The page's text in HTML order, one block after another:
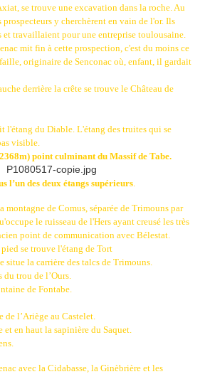
se trouve une excavation dans la roche. Au
prospecteurs y cherchèrent en vain de l'or. Ils
travaillaient pour une entreprise toulousaine.
mit fin à cette prospection, c'est du moins ce
originaire de Senconac où, enfant, il gardait
derrière la crête se trouve le Château de
l'étang du Diable. L'étang des truites qui se
visible.
point culminant du Massif de Tabe.
l’un des deux étangs supérieurs.
montagne de Comus, séparée de Trimouns par
le ruisseau de l'Hers ayant creusé les très
point de communication avec Bélestat.
se trouve l'étang de Tort
situe la carrière des talcs de Trimouns.
du trou de l’Ours.
de Fontabe.
l’Ariège au Castelet.
et en haut la sapinière du Saquet.
avec la Cidabasse, la Ginèbrière et les